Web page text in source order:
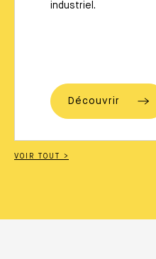
industriel.
Découvrir
VOIR TOUT >